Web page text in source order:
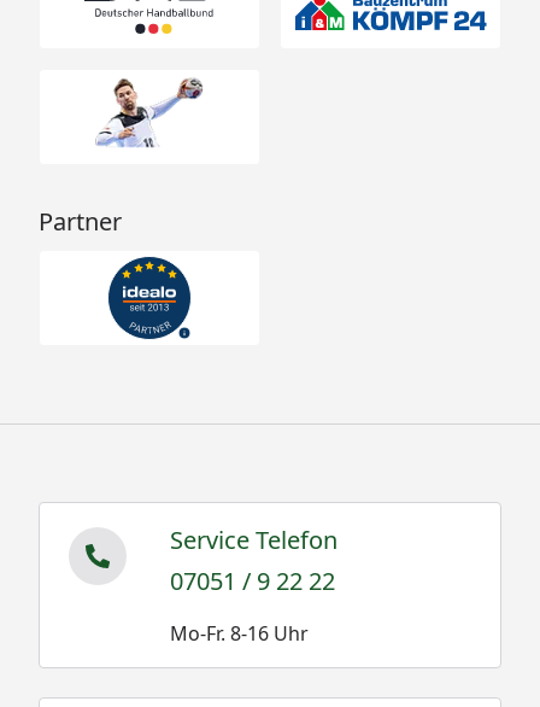
Partner
Service Telefon
07051 / 9 22 22
Mo-Fr. 8-16 Uhr